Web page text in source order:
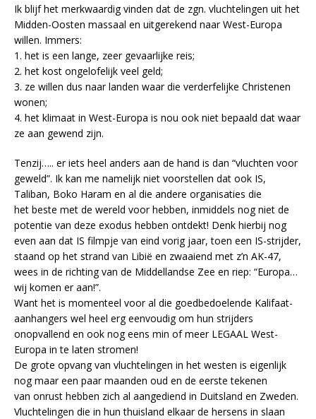
Ik blijf het merkwaardig vinden dat de zgn. vluchtelingen uit het
Midden-Oosten massaal en uitgerekend naar West-Europa
willen. Immers:
1. het is een lange, zeer gevaarlijke reis;
2. het kost ongelofelijk veel geld;
3. ze willen dus naar landen waar die verderfelijke Christenen
wonen;
4. het klimaat in West-Europa is nou ook niet bepaald dat waar
ze aan gewend zijn.
Tenzij….. er iets heel anders aan de hand is dan “vluchten voor
geweld”. Ik kan me namelijk niet voorstellen dat ook IS,
Taliban, Boko Haram en al die andere organisaties die
het beste met de wereld voor hebben, inmiddels nog niet de
potentie van deze exodus hebben ontdekt! Denk hierbij nog
even aan dat IS filmpje van eind vorig jaar, toen een IS-strijder,
staand op het strand van Libië en zwaaiend met z’n AK-47,
wees in de richting van de Middellandse Zee en riep: “Europa…
wij komen er aan!”.
Want het is momenteel voor al die goedbedoelende Kalifaat-
aanhangers wel heel erg eenvoudig om hun strijders
onopvallend en ook nog eens min of meer LEGAAL West-
Europa in te laten stromen!
De grote opvang van vluchtelingen in het westen is eigenlijk
nog maar een paar maanden oud en de eerste tekenen
van onrust hebben zich al aangediend in Duitsland en Zweden.
Vluchtelingen die in hun thuisland elkaar de hersens in slaan